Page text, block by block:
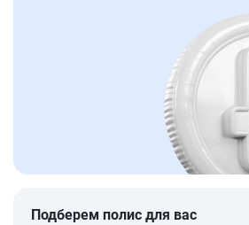
Подберем полис для вас